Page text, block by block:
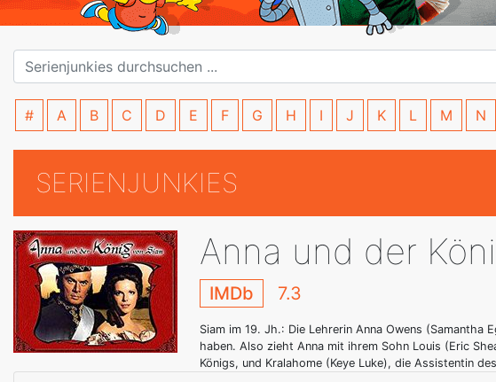
# A B C D E F G H I J K L M N
SERIENJUNKIES
Anna und der
IMDb 7.3
Siam im 19. Jh.: Die Lehrerin Anna Owens (Samantha
haben. Also zieht Anna mit ihrem Sohn Louis (Eric
Königs, und Kralahome (Keye Luke), die Assistentin